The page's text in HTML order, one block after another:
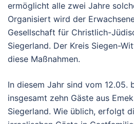
ermöglicht alle zwei Jahre
Organisiert wird der
Gesellschaft für Christlich-
Siegerland. Der Kreis Siegen-
diese Maßnahmen.
In diesem Jahr sind vom 12.05.
insgesamt zehn Gäste aus
Siegerland. Wie üblich, erfolgt